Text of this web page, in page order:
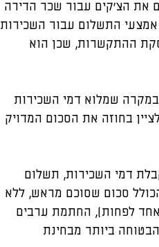
את הצ'קים עבור שכר הדירה
אמצעי התשלום עבור השכירות
ההתקשרות, שכן הוא
שמלוא דמי השכירות
בחוזה את הסכום המדויק
דמי השכירות, תשלום
סכום שסוכם מראש, ללא
לפחות), החתמת ערבים
ביותר מבחינת